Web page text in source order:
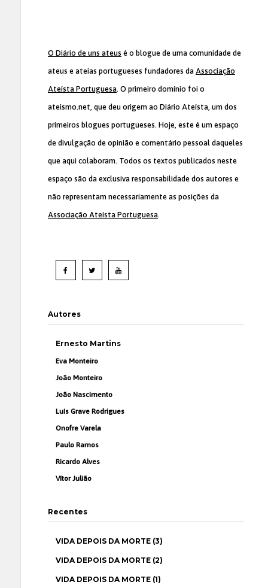
O Diário de uns ateus é o blogue de uma comunidade de
ateus e ateias portugueses fundadores da Associação
Ateísta Portuguesa. O primeiro domínio foi o
ateismo.net, que deu origem ao Diário Ateísta, um dos
primeiros blogues portugueses. Hoje, este é um espaço
de divulgação de opinião e comentário pessoal daqueles
que aqui colaboram. Todos os textos publicados neste
espaço são da exclusiva responsabilidade dos autores e
não representam necessariamente as posições da
Associação Ateísta Portuguesa.
Autores
Ernesto Martins
Eva Monteiro
João Monteiro
João Nascimento
Luís Grave Rodrigues
Onofre Varela
Paulo Ramos
Ricardo Alves
Vítor Julião
Recentes
VIDA DEPOIS DA MORTE (3)
VIDA DEPOIS DA MORTE (2)
VIDA DEPOIS DA MORTE (1)